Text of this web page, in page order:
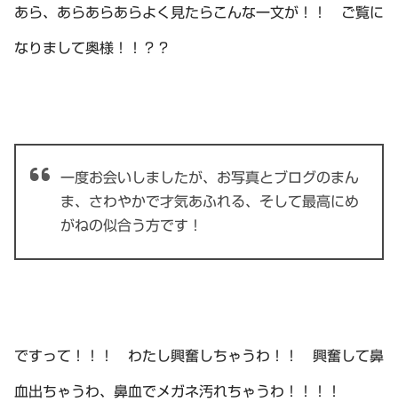
あら、あらあらあらよく見たらこんな一文が！！ ご覧に
なりまして奥様！！？？
一度お会いしましたが、お写真とブログのまん
ま、さわやかで才気あふれる、そして最高にめ
がねの似合う方です！
ですって！！！ わたし興奮しちゃうわ！！ 興奮して鼻
血出ちゃうわ、鼻血でメガネ汚れちゃうわ！！！！